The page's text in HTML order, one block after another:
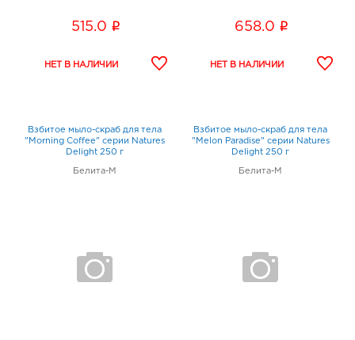
515.0 i 658.0 i
Взбитое мыло-скраб для тела
"Morning Coffee" серии Natures
Delight 250 г
Белита-М
Взбитое мыло-скраб для тела
"Melon Paradise" серии Natures
Delight 250 г
Белита-М